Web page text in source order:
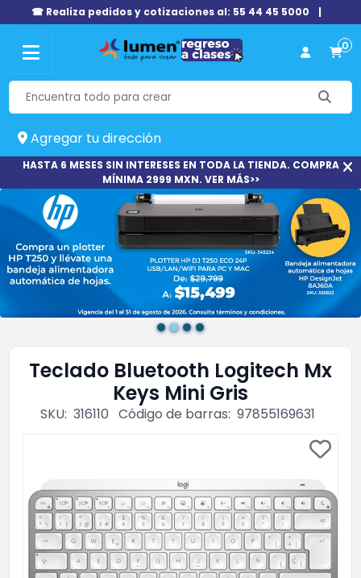
☎ Realiza pedidos y cotizaciones al: 55 44 45 5000 |
0
Agregar tu dirección
HASTA 6 MESES SIN INTERESES EN TODA LA TIENDA. COMPRA
MÍNIMA 2999 MXN. VER MÁS>>
Teclado Bluetooth Logitech Mx
Keys Mini Gris
SKU: 316110 Código de barras: 97855169631